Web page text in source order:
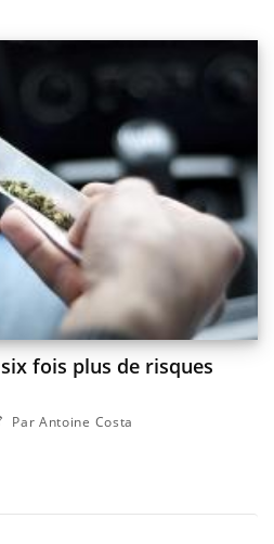
fois plus de risques
Par Antoine Costa